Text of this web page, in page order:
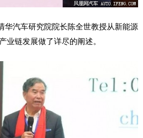
华汽车研究院院长陈全世教授从新能源
业链发展做了详尽的阐述。